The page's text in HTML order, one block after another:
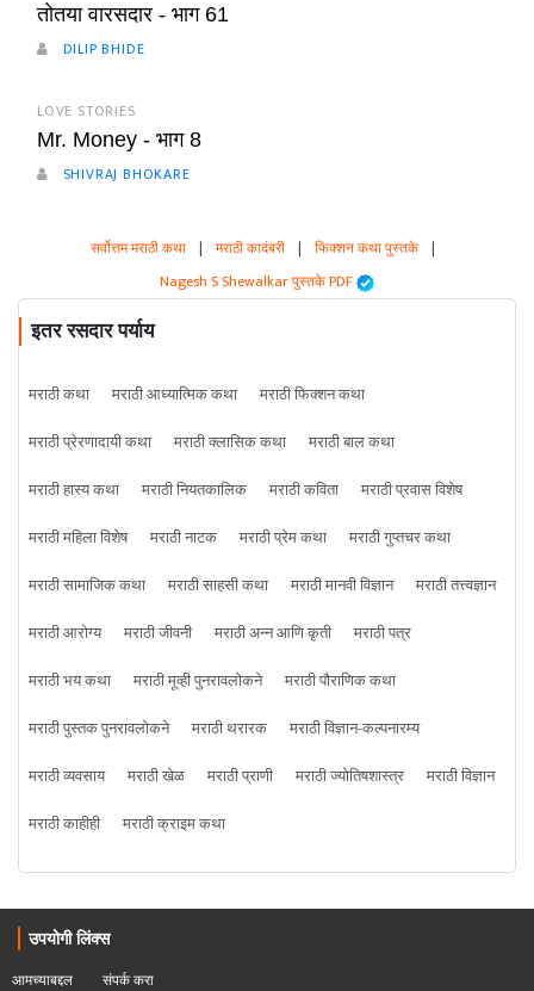
तोतया वारसदार - भाग 61
DILIP BHIDE
LOVE STORIES
Mr. Money - भाग 8
SHIVRAJ BHOKARE
सर्वोत्तम मराठी कथा | मराठी कादंबरी | फिक्शन कथा पुस्तके |
Nagesh S Shewalkar पुस्तके PDF
इतर रसदार पर्याय
मराठी कथा मराठी आध्यात्मिक कथा
मराठी फिक्शन कथा
मराठी प्रेरणादायी कथा
मराठी क्लासिक कथा
मराठी बाल कथा
मराठी हास्य कथा
मराठी नियतकालिक मराठी कविता
मराठी प्रवास विशेष
मराठी महिला विशेष
मराठी नाटक मराठी प्रेम कथा
मराठी गुप्तचर कथा
मराठी सामाजिक कथा
मराठी साहसी कथा मराठी मानवी विज्ञान
मराठी तत्त्वज्ञान
मराठी आरोग्य
मराठी जीवनी मराठी अन्न आणि कृती
मराठी पत्र
मराठी भय कथा
मराठी मूव्ही पुनरावलोकने
मराठी पौराणिक कथा
मराठी पुस्तक पुनरावलोकने
मराठी थरारक
मराठी विज्ञान-कल्पनारम्य
मराठी व्यवसाय
मराठी खेळ मराठी प्राणी मराठी ज्योतिषशास्त्र
मराठी विज्ञान
मराठी काहीही
मराठी क्राइम कथा
उपयोगी लिंक्स
आमच्याबद्दल संपर्क करा